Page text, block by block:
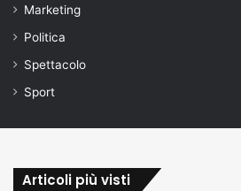
Marketing
Politica
Spettacolo
Sport
Articoli più visti